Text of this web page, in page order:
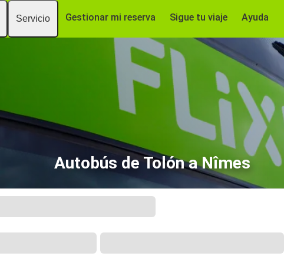
Servicio Gestionar mi reserva Sigue tu viaje Ayuda
Autobús de Tolón a Nîmes